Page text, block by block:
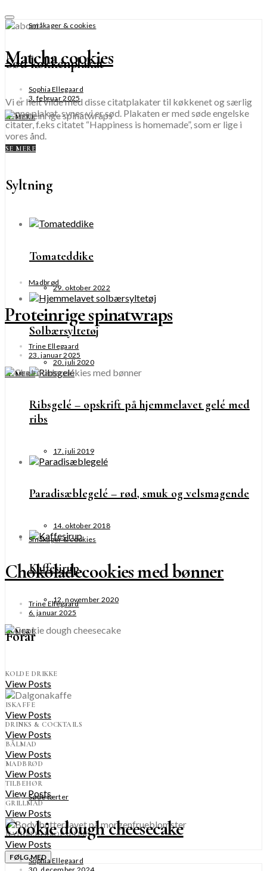
Sød køkkenplakat
Vi er helt vilde med disse citatplakater til køkkenet og særlig
denne plakat, synes vi er sød. Plakaten er med søde engelske
citater, f.eks citatet “Happiness is homemade”, som er lige i
vores ånd.
SE MERE
Syltning
Tomateddike
29. oktober 2022
Solbærsyltetøj
20. juli 2020
Ribsgelé – opskrift på hjemmelavet gelé med
ribs
17. juli 2019
Paradisæblegelé – rød, smuk og velsmagende
14. oktober 2018
Kaffesirup
12. november 2020
Forår
KOLDE DRIKKE
View Posts
ISKAFFE
View Posts
DRINKS & COCKTAILS
View Posts
BÅLMAD
View Posts
MADBRØD
View Posts
TILBEHØR
View Posts
GRILLMAD
View Posts
NATURLIG KROPSPLEJE
View Posts
FØLG MED
Småkager & cookies
Matcha cookies
Sophia Ellegaard
3. februar 2025
SE MERE
Madbrød
Proteinrige spinatwraps
Trine Ellegaard
23. januar 2025
SE MERE
Småkager & cookies
Chokoladecookies med bønner
Trine Ellegaard
6. januar 2025
SE MERE
Søde tærter
Cookie dough cheesecake
Sophia Ellegaard